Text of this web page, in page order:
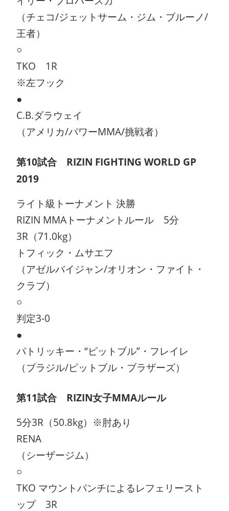
（チェコ/ジェットサーム・ジム・ブルーノ/
王者）
○
TKO 1R
※左フック
●
C.B.ダラウェイ
（アメリカ/パワーMMA/挑戦者）
第10試合 RIZIN FIGHTING WORLD GP
2019
ライト級トーナメント 決勝
RIZIN MMAトーナメントルール 5分
3R（71.0kg）
トフィック・ムサエフ
（アゼルバイジャン/オリオン・ファイト・
クラブ）
○
判定3-0
●
パトリッキー・“ピットブル”・フレイレ
（ブラジル/ピットブル・ブラザーズ）
第11試合 RIZIN女子MMAルール
5分3R（50.8kg）※肘あり
RENA
（シーザージム）
○
TKO マウントパンチによるレフェリースト
ップ 3R